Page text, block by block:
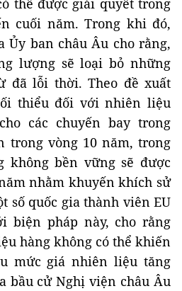
thể được giải quyết trong
cuối năm. Trong khi đó,
Ủy ban châu Âu cho rằng,
lượng sẽ loại bỏ những
đã lỗi thời. Theo đề xuất
thiểu đối với nhiên liệu
các chuyến bay trong
trong vòng 10 năm, trong
bền vững sẽ được
nhằm khuyến khích sử
số quốc gia thành viên EU
biện pháp này, cho rằng
hàng không có thể khiến
mức giá nhiên liệu tăng
bầu cử Nghị viện châu Âu